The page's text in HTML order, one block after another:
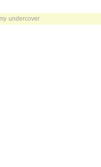
undercover